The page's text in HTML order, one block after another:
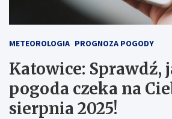
METEOROLOGIA PROGNOZA POGODY
Katowice: Sprawdź,
pogoda czeka na
sierpnia 2025!